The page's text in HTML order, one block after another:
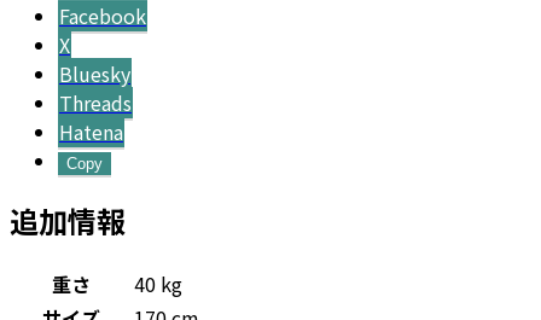
Facebook
X
Bluesky
Threads
Hatena
Copy
追加情報
重さ
40 kg